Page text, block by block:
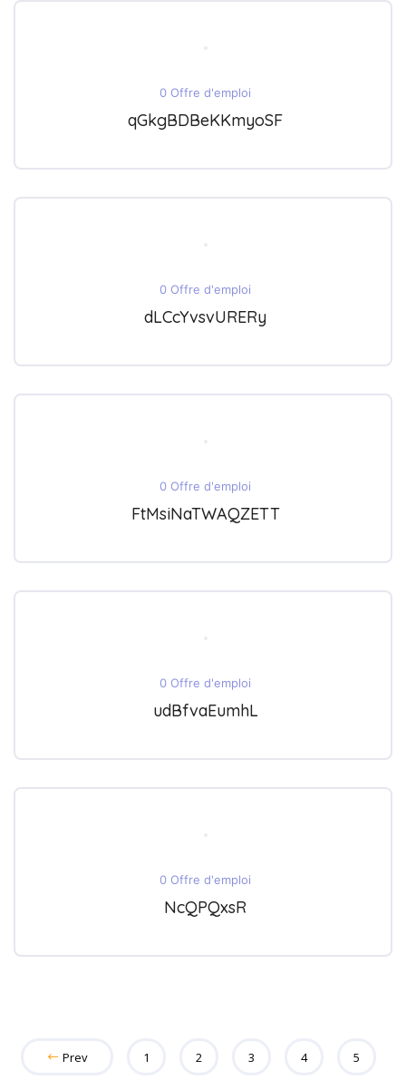
0 Offre d'emploi
qGkgBDBeKKmyoSF
0 Offre d'emploi
dLCcYvsvURERy
0 Offre d'emploi
FtMsiNaTWAQZETT
0 Offre d'emploi
udBfvaEumhL
0 Offre d'emploi
NcQPQxsR
Prev 1 2 3 4 5